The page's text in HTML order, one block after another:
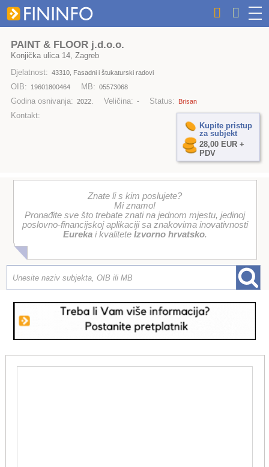
PAINT & FLOOR j.d.o.o.
Konjička ulica 14, Zagreb
Djelatnost: 43310, Fasadni i štukaturski radovi
OIB: 19601800464 MB: 05573068
Godina osnivanja: 2022. Veličina: - Status: Brisan
Kontakt:
Kupite pristup
za subjekt
28,00 EUR +
PDV
Znate li s kim poslujete?
Mi znamo!
Pronađite sve što trebate znati na jednom mjestu, jedinoj
poslovno-financijskoj aplikaciji sa znakovima inovativnosti
Eurekai kvalitete Izvorno hrvatsko.